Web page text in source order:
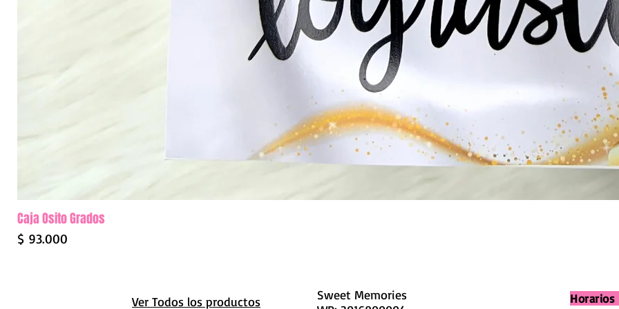
Caja Osito Grados
Precio
$ 93.000
Ver Todos los productos
Sweet Memories